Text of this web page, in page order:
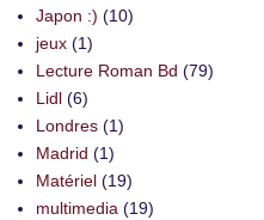
Japon :) (10)
jeux (1)
Lecture Roman Bd (79)
Lidl (6)
Londres (1)
Madrid (1)
Matériel (19)
multimedia (19)